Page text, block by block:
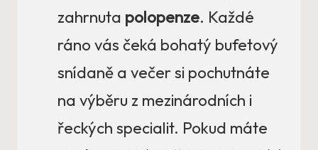
zahrnuta polopenze. Každé
ráno vás čeká bohatý bufetový
snídaně a večer si pochutnáte
na výběru z mezinárodních i
řeckých specialit. Pokud máte